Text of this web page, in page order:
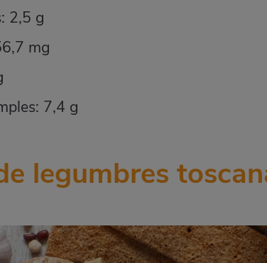
2,5 g
mg
7,4 g
legumbres